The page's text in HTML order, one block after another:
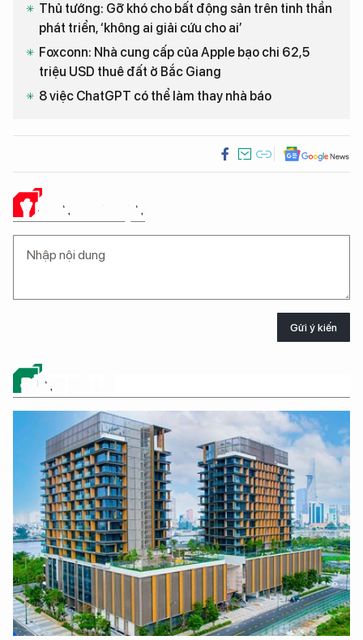
Thủ tướng: Gỡ khó cho bất động sản trên tinh thần
phát triển, ‘không ai giải cứu cho ai’
Foxconn: Nhà cung cấp của Apple bạo chi 62,5
triệu USD thuê đất ở Bắc Giang
8 việc ChatGPT có thể làm thay nhà báo
Ý KIẾN CỦA BẠN
Gửi ý kiến
ĐỪNG BỎ LỠ